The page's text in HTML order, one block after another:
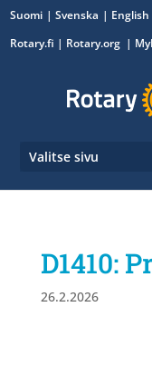
Suomi Svenska
English
Rotary.fi | Rotary.org |
Valitse sivu
D1410:
26.2.2026